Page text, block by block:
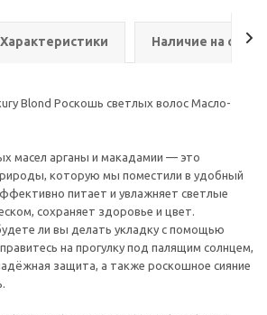
Характеристики Наличие на
Blond Роскошь светлых волос Масло-
масел арганы и макадамии — это
которую мы поместили в удобный
питает и увлажняет светлые
сохраняет здоровье и цвет.
ли вы делать укладку с помощью
на прогулку под палящим солнцем,
защита, а также роскошное сияние